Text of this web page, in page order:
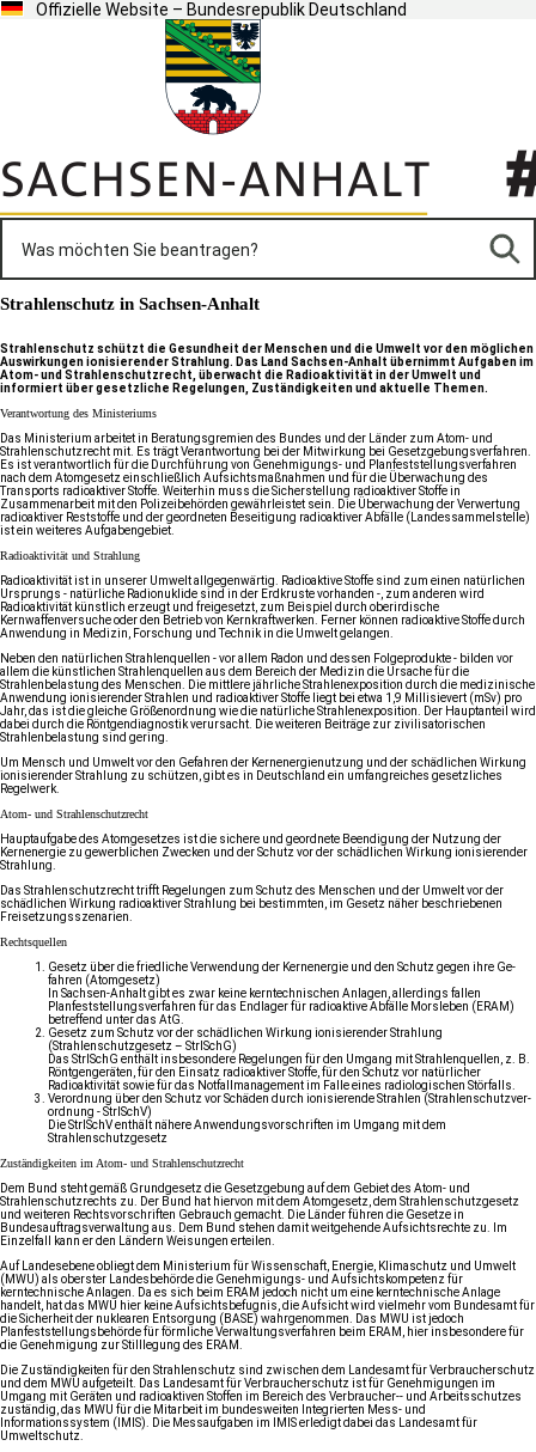
Offizielle Website – Bundesrepublik Deutschland
Strahlenschutz in Sachsen-Anhalt
Strahlenschutz schützt die Gesundheit der Menschen und die Umwelt vor den möglichen
Auswirkungen ionisierender Strahlung. Das Land Sachsen-Anhalt übernimmt Aufgaben im
Atom- und Strahlenschutzrecht, überwacht die Radioaktivität in der Umwelt und
informiert über gesetzliche Regelungen, Zuständigkeiten und aktuelle Themen.
Verantwortung des Ministeriums
Das Ministerium arbeitet in Beratungsgremien des Bundes und der Länder zum Atom- und
Strahlenschutzrecht mit. Es trägt Verantwortung bei der Mitwirkung bei Gesetzgebungsverfahren.
Es ist verantwortlich für die Durchführung von Genehmigungs- und Planfeststellungsverfahren
nach dem Atomgesetz einschließlich Aufsichtsmaßnahmen und für die Überwachung des
Transports radioaktiver Stoffe . Weiterhin muss die Sicherstellung radioaktiver Stoffe in
Zusammenarbeit mit den Polizeibehörden gewährleistet sein. Die Überwachung der Verwertung
radioaktiver Reststoffe und der geordneten Beseitigung radioaktiver Abfälle ( Landessammelstelle)
ist ein weiteres Aufgabengebiet.
Radioaktivität und Strahlung
Radioaktivität ist in unserer Umwelt allgegenwärtig. Radioaktive Stoffe sind zum einen natürlichen
Ursprungs - natürliche Radionuklide sind in der Erdkruste vorhanden -, zum anderen wird
Radioaktivität künstlich erzeugt und freigesetzt, zum Beispiel durch oberirdische
Kernwaffenversuche oder den Betrieb von Kernkraftwerken. Ferner können radioaktive Stoffe durch
Anwendung in Medizin, Forschung und Technik in die Umwelt gelangen.
Neben den natürlichen Strahlenquellen - vor allem Radon und dessen Folgeprodukte - bilden vor
allem die künstlichen Strahlenquellen aus dem Bereich der Medizin die Ursache für die
Strahlenbelastung des Menschen. Die mittlere jährliche Strahlenexposition durch die medizinische
Anwendung ionisierender Strahlen und radioaktiver Stoffe liegt bei etwa 1,9 Millisievert (mSv) pro
Jahr, das ist die gleiche Größenordnung wie die natürliche Strahlenexposition. Der Hauptanteil wird
dabei durch die Röntgendiagnostik verursacht. Die weiteren Beiträge zur zivilisatorischen
Strahlenbelastung sind gering.
Um Mensch und Umwelt vor den Gefahren der Kernenergienutzung und der schädlichen Wirkung
ionisierender Strahlung zu schützen, gibt es in Deutschland ein umfangreiches gesetzliches
Regelwerk.
Atom- und Strahlenschutzrecht
Hauptaufgabe des Atomgesetzes ist die sichere und geordnete Beendigung der Nutzung der
Kernenergie zu gewerblichen Zwecken und der Schutz vor der schädlichen Wirkung ionisierender
Strahlung.
Das Strahlenschutzrecht trifft Regelungen zum Schutz des Menschen und der Umwelt vor der
schädlichen Wirkung radioaktiver Strahlung bei bestimmten, im Gesetz näher beschriebenen
Freisetzungsszenarien.
Rechtsquellen
Gesetz über die fried­liche Ver­wen­dung der Kern­ener­gie und den Schutz gegen ihre Ge­
fahren (Atom­gesetz)
In Sachsen-Anhalt gibt es zwar keine kerntechnischen Anlagen, allerdings fallen
Planfeststellungsverfahren für das Endlager für radioaktive Abfälle Morsleben (ERAM)
betreffend unter das AtG.
Gesetz zum Schutz vor der schädlichen Wirkung ionisierender Strahlung
(Strahlenschutzgesetz – StrlSchG)
Das StrlSchG enthält insbesondere Regelungen für den Umgang mit Strahlenquellen, z. B.
Röntgengeräten, für den Einsatz radioaktiver Stoffe, für den Schutz vor natürlicher
Radioaktivität sowie für das Notfallmanagement im Falle eines radiologischen Störfalls.
Ver­ord­nung über den Schutz vor Schäden durch ionisierende Strahlen (Strahlen­schutz­ver­
ordnung - StrlSchV)
Die StrlSchV enthält nähere Anwendungsvorschriften im Umgang mit dem
Strahlenschutzgesetz
Zuständig­keiten im Atom- und Strahlen­schutz­recht
Dem Bund steht gemäß Grund­gesetz die Gesetzgebung auf dem Gebiet des Atom- und
Strahlenschutzrechts zu. Der Bund hat hiervon mit dem Atomgesetz, dem Strahlenschutzgesetz
und weiteren Rechtsvorschriften Gebrauch gemacht. Die Länder führen die Gesetze in
Bundesauftragsverwaltung aus. Dem Bund stehen damit weitgehende Aufsichtsrechte zu. Im
Einzelfall kann er den Ländern Weisungen erteilen.
Auf Landesebene obliegt dem Ministerium für Wissenschaft, Energie, Klimaschutz und Umwelt
(MWU) als oberster Landesbehörde die Genehmigungs- und Aufsichtskompetenz für
kerntechnische Anlagen. Da es sich beim ERAM jedoch nicht um eine kerntechnische Anlage
handelt, hat das MWU hier keine Aufsichtsbefugnis, die Aufsicht wird vielmehr vom Bundesamt für
die Sicherheit der nuklearen Entsorgung (BASE) wahrgenommen. Das MWU ist jedoch
Planfeststellungsbehörde für förmliche Verwaltungsverfahren beim ERAM, hier insbesondere für
die Genehmigung zur Stilllegung des ERAM.
Die Zuständigkeiten für den Strahlenschutz sind zwischen dem Landesamt für Verbraucherschutz
und dem MWU aufgeteilt. Das Landesamt für Verbraucherschutz ist für Genehmigungen im
Umgang mit Geräten und radioaktiven Stoffen im Bereich des Verbraucher-- und Arbeitsschutzes
zuständig, das MWU für die Mitarbeit im bundesweiten Integrierten Mess- und
Informationssystem (IMIS). Die Messaufgaben im IMIS erledigt dabei das Landesamt für
Umweltschutz.